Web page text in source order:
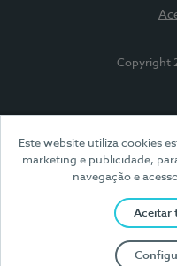
Este website utiliza cookies
marketing e publicidade,
navegação e
Aceitar
Copyright